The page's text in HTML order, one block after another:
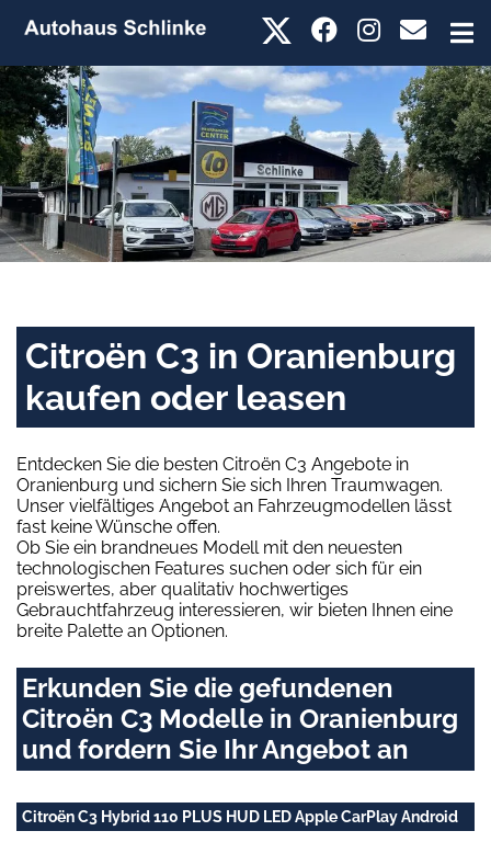
Citroën C3 in Oranienburg
kaufen oder leasen
Entdecken Sie die besten Citroën C3 Angebote in
Oranienburg und sichern Sie sich Ihren Traumwagen.
Unser vielfältiges Angebot an Fahrzeugmodellen lässt
fast keine Wünsche offen.
Ob Sie ein brandneues Modell mit den neuesten
technologischen Features suchen oder sich für ein
preiswertes, aber qualitativ hochwertiges
Gebrauchtfahrzeug interessieren, wir bieten Ihnen eine
breite Palette an Optionen.
Erkunden Sie die gefundenen
Citroën C3 Modelle in Oranienburg
und fordern Sie Ihr Angebot an
Citroën C3 Hybrid 110 PLUS HUD LED Apple CarPlay Android